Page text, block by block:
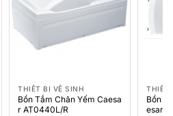
THIẾT BỊ VỆ SINH
Bồn Tắm Chân Yếm Caesa
r AT0440L/R
THIẾT
Bồn
esar